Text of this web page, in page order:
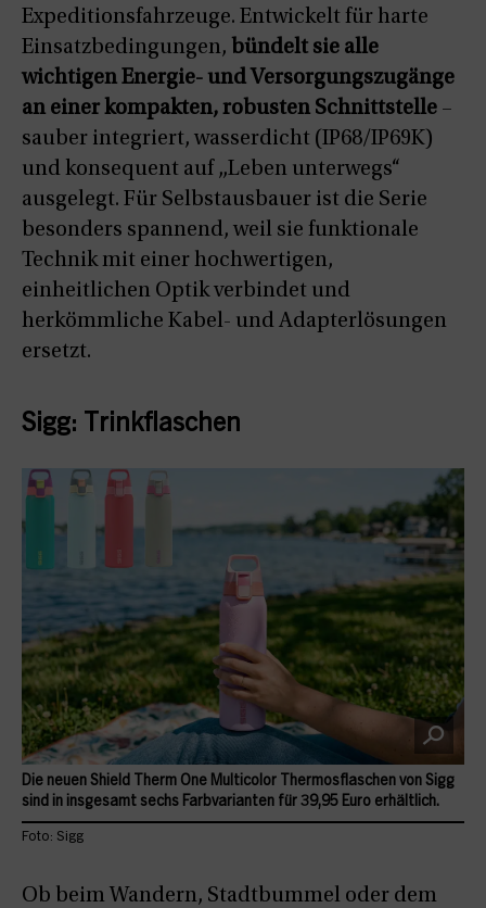
Expeditionsfahrzeuge. Entwickelt für harte
Einsatzbedingungen, bündelt sie alle
wichtigen Energie- und Versorgungszugänge
an einer kompakten, robusten Schnittstelle –
sauber integriert, wasserdicht (IP68/IP69K)
und konsequent auf „Leben unterwegs“
ausgelegt. Für Selbstausbauer ist die Serie
besonders spannend, weil sie funktionale
Technik mit einer hochwertigen,
einheitlichen Optik verbindet und
herkömmliche Kabel- und Adapterlösungen
ersetzt.
Sigg: Trinkflaschen
Die neuen Shield Therm One Multicolor Thermosflaschen von Sigg
sind in insgesamt sechs Farbvarianten für 39,95 Euro erhältlich.
Foto: Sigg
Ob beim Wandern, Stadtbummel oder dem